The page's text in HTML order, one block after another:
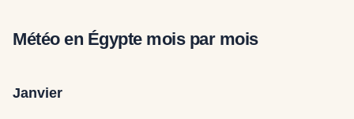
Météo en Égypte mois par mois
Janvier